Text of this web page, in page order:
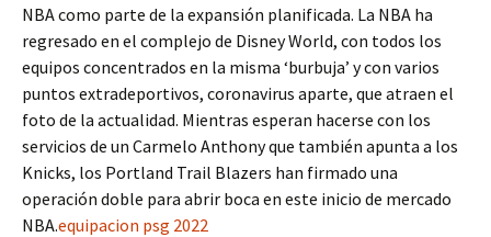
NBA como parte de la expansión planificada. La NBA ha
regresado en el complejo de Disney World, con todos los
equipos concentrados en la misma ‘burbuja’ y con varios
puntos extradeportivos, coronavirus aparte, que atraen el
foto de la actualidad. Mientras esperan hacerse con los
servicios de un Carmelo Anthony que también apunta a los
Knicks, los Portland Trail Blazers han firmado una
operación doble para abrir boca en este inicio de mercado
NBA.equipacion psg 2022